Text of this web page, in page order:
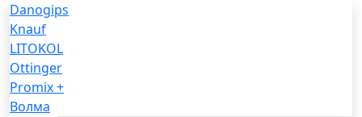
Danogips
Knauf
LITOKOL
Ottinger
Promix +
Волма